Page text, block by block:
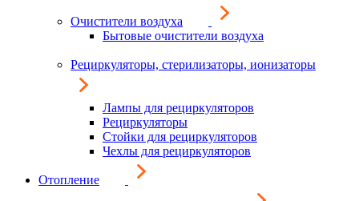
Очистители воздуха
Бытовые очистители воздуха
Рециркуляторы, стерилизаторы, ионизаторы
Лампы для рециркуляторов
Рециркуляторы
Стойки для рециркуляторов
Чехлы для рециркуляторов
Отопление